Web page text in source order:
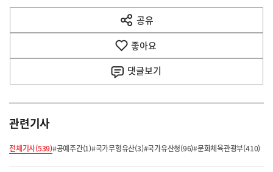
다
음
공유
열
기
좋아요
댓글보기
관련기사
전체기사(539)#공예주간(1)#국가무형유산(3)#국가유산청(96)#문화체육관광부(410)